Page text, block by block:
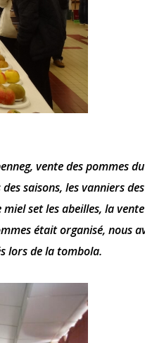
vente des pommes
saisons, les vanniers
set les abeilles, la
était organisé, nous
lors de la tombola.